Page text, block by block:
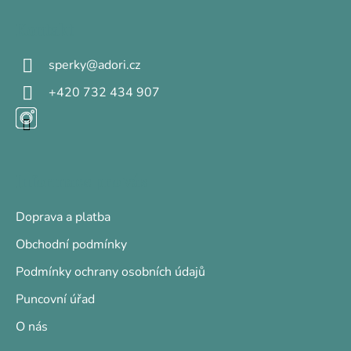
sperky@adori.cz
+420 732 434 907
Doprava a platba
Obchodní podmínky
Podmínky ochrany osobních údajů
Puncovní úřad
O nás